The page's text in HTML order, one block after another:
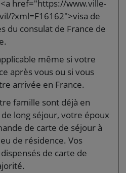
href="https://www.ville-
?xml=F16162">visa de
du consulat de France de
même si votre
après vous ou si vous
arrivée en France.
famille sont déjà en
de long séjour, votre époux
de carte de séjour à
de résidence. Vos
de carte de